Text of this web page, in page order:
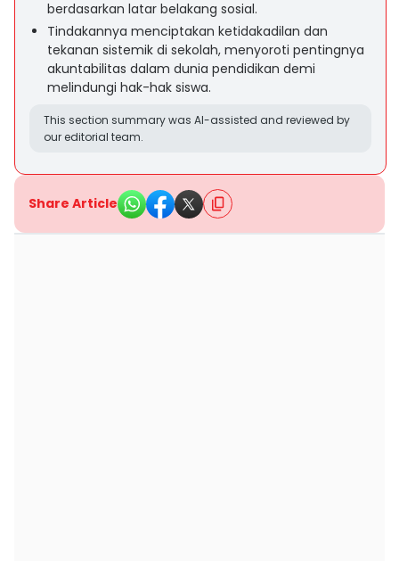
berdasarkan latar belakang sosial.
Tindakannya menciptakan ketidakadilan dan
tekanan sistemik di sekolah, menyoroti pentingnya
akuntabilitas dalam dunia pendidikan demi
melindungi hak-hak siswa.
This section summary was AI-assisted and reviewed by
our editorial team.
Share Article